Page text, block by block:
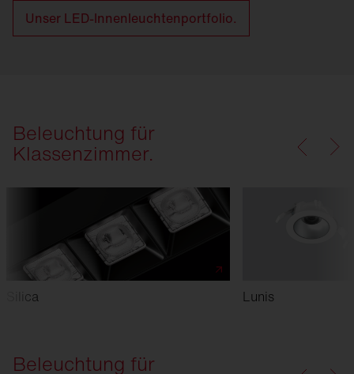
Unser LED-Innenleuchtenportfolio.
Beleuchtung für
Klassenzimmer.
Silica Lunis
Beleuchtung für